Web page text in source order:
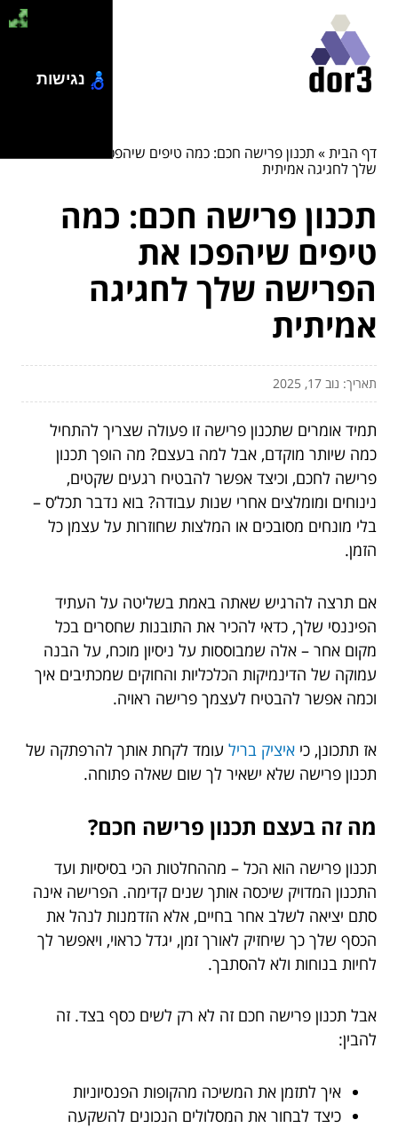
דף הבית» תכנון פרישה חכם: כמה טיפים שיהפכו את הפרישה
שלך לחגיגה אמיתית
תכנון פרישה חכם: כמה
טיפים שיהפכו את
הפרישה שלך לחגיגה
אמיתית
תאריך: נוב 17, 2025
תמיד אומרים שתכנון פרישה זו פעולה שצריך להתחיל
כמה שיותר מוקדם, אבל למה בעצם? מה הופך תכנון
פרישה לחכם, וכיצד אפשר להבטיח רגעים שקטים,
נינוחים ומומלצים אחרי שנות עבודה? בוא נדבר תכל’ס –
בלי מונחים מסובכים או המלצות שחוזרות על עצמן כל
הזמן.
אם תרצה להרגיש שאתה באמת בשליטה על העתיד
הפיננסי שלך, כדאי להכיר את התובנות שחסרים בכל
מקום אחר – אלה שמבוססות על ניסיון מוכח, על הבנה
עמוקה של הדינמיקות הכלכליות והחוקים שמכתיבים איך
וכמה אפשר להבטיח לעצמך פרישה ראויה.
אז תתכונן, כי איציק בריל עומד לקחת אותך להרפתקה של
תכנון פרישה שלא ישאיר לך שום שאלה פתוחה.
מה זה בעצם תכנון פרישה חכם?
תכנון פרישה הוא הכל – מההחלטות הכי בסיסיות ועד
התכנון המדויק שיכסה אותך שנים קדימה. הפרישה אינה
סתם יציאה לשלב אחר בחיים, אלא הזדמנות לנהל את
הכסף שלך כך שיחזיק לאורך זמן, יגדל כראוי, ויאפשר לך
לחיות בנוחות ולא להסתבך.
אבל תכנון פרישה חכם זה לא רק לשים כסף בצד. זה
להבין:
איך לתזמן את המשיכה מהקופות הפנסיוניות
כיצד לבחור את המסלולים הנכונים להשקעה
נגישות